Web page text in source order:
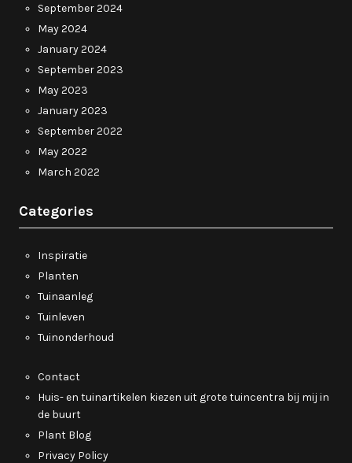
September 2024
May 2024
January 2024
September 2023
May 2023
January 2023
September 2022
May 2022
March 2022
Categories
Inspiratie
Planten
Tuinaanleg
Tuinleven
Tuinonderhoud
Contact
Huis- en tuinartikelen kiezen uit grote tuincentra bij mij in
de buurt
Plant Blog
Privacy Policy